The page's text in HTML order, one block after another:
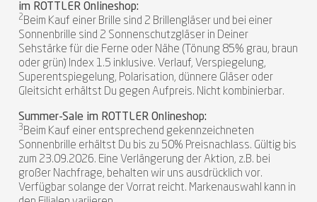
im ROTTLER Onlineshop:
2 Beim Kauf einer Brille sind 2 Brillengläser und bei einer
Sonnenbrille sind 2 Sonnenschutzgläser in Deiner
Sehstärke für die Ferne oder Nähe (Tönung 85% grau, braun
oder grün) Index 1.5 inklusive. Verlauf, Verspiegelung,
Superentspiegelung, Polarisation, dünnere Gläser oder
Gleitsicht erhältst Du gegen Aufpreis. Nicht kombinierbar.
Summer-Sale im ROTTLER Onlineshop:
3 Beim Kauf einer entsprechend gekennzeichneten
Sonnenbrille erhältst Du bis zu 50% Preisnachlass. Gültig bis
zum 23.09.2026. Eine Verlängerung der Aktion, z.B. bei
großer Nachfrage, behalten wir uns ausdrücklich vor.
Verfügbar solange der Vorrat reicht. Markenauswahl kann in